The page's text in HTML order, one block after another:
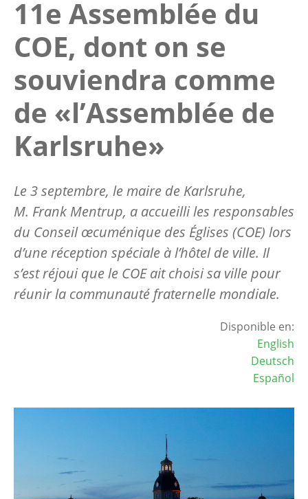
11e Assemblée du
COE, dont on se
souviendra comme
de «l’Assemblée de
Karlsruhe»
Le 3 septembre, le maire de Karlsruhe,
M. Frank Mentrup, a accueilli les responsables
du Conseil œcuménique des Églises (COE) lors
d’une réception spéciale à l’hôtel de ville. Il
s’est réjoui que le COE ait choisi sa ville pour
réunir la communauté fraternelle mondiale.
Disponible en:
English
Deutsch
Español